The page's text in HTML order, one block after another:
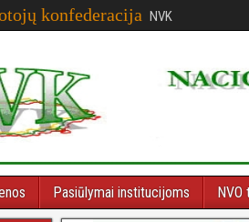
konfederacija NVK
Pasiūlymai institucijoms NVO